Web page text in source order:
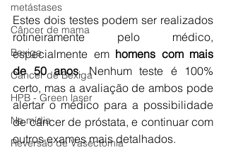
metástases
Câncer de mama
Bexiga
Câncer de Bexiga
HPB - Green laser
Na mídia
Reversão de Vasectomia
Estes dois testes podem ser realizados
rotineiramente pelo médico,
especialmente em homens com mais
de 50 anos. Nenhum teste é 100%
certo, mas a avaliação de ambos pode
alertar o médico para a possibilidade
de câncer de próstata, e continuar com
outros exames mais detalhados.